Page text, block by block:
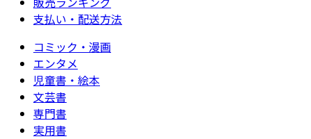
支払い・配送方法
コミック・漫画
エンタメ
児童書・絵本
文芸書
専門書
実用書